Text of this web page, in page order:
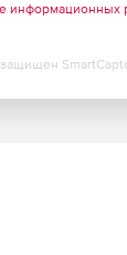
информационных
защищен